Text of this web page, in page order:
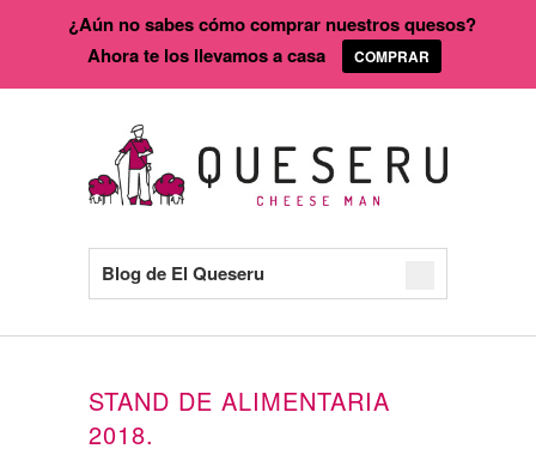
Blog de El Queseru
STAND DE ALIMENTARIA
2018.
¿Aún no sabes cómo comprar nuestros quesos?
Ahora te los llevamos a casa
COMPRAR